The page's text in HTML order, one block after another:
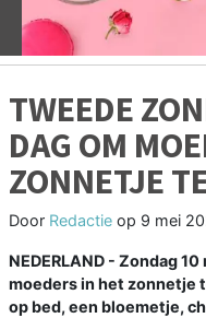
TWEEDE
DAG OM
ZONNETJE
Door Redactie op 9 mei
NEDERLAND - Zondag
moeders in het zonnetje
op bed, een bloemetje,